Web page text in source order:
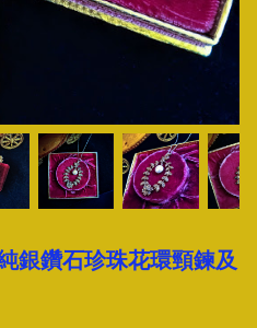
鑽石珍珠花環頸鍊及